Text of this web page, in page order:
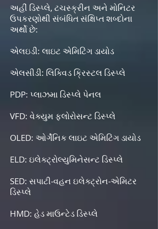
અહીં ડિસ્પ્લે, ટચસ્ક્રીન અને મોનિટર
ઉપકરણોથી સંબંધિત સંક્ષિપ્ત શબ્દોના
અર્થો છે:
એલઇડી: લાઇટ એમિટિંગ ડાયોડ
એલસીડી: લિક્વિડ ક્રિસ્ટલ ડિસ્પ્લે
PDP: પ્લાઝમા ડિસ્પ્લે પેનલ
VFD: વેક્યુમ ફ્લોરોસન્ટ ડિસ્પ્લે
OLED: ઓર્ગેનિક લાઇટ એમિટિંગ ડાયોડ
ELD: ઇલેક્ટ્રોલ્યુમિનેસન્ટ ડિસ્પ્લે
SED: સપાટી-વહન ઇલેક્ટ્રોન-એમિટર
ડિસ્પ્લે
HMD: હેડ માઉન્ટેડ ડિસ્પ્લે